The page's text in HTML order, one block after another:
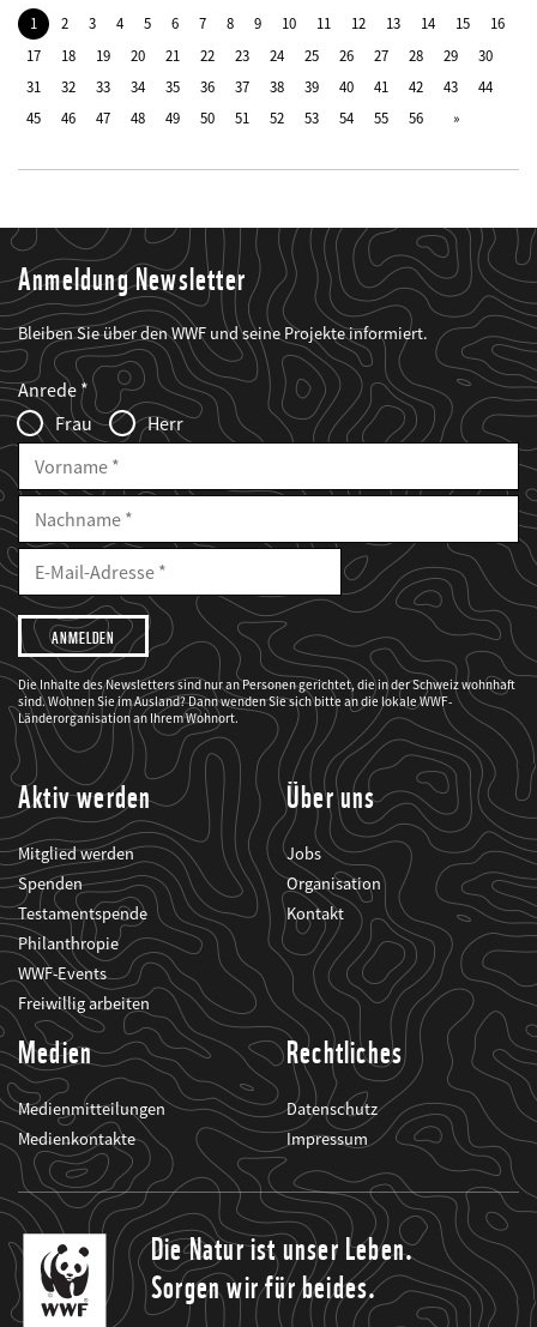
1 2 3 4 5 6 7 8 9 10 11 12 13 14 15
16
17
18 19 20 21 22 23 24 25 26 27 28 29
30
31
32 33 34 35 36 37 38 39 40 41 42 43
44
45
46 47 48 49 50 51 52 53 54 55 56
Anmeldung Newsletter
Bleiben Sie über den WWF und seine Projekte informiert.
Web2Case
Infofelder
Fieldset
anrede_name
Anrede
Frau
Herr
Vorname
Nachname
E-
Mailadresse
E-
Adresse
Ich
möchte,
dass
der
WWF
mich
über
seine
Projekte
informiert.
Die Inhalte des Newsletters sind nur an Personen gerichtet, die in der Schweiz wohnhaft
sind. Wohnen Sie im Ausland? Dann wenden Sie sich bitte an die lokale WWF-
Länderorganisation an Ihrem Wohnort.
Aktiv werden
Mitglied werden
Spenden
Testamentspende
Philanthropie
WWF-Events
Freiwillig arbeiten
Über uns
Jobs
Organisation
Kontakt
Medien
Medienmitteilungen
Medienkontakte
Rechtliches
Datenschutz
Impressum
Die Natur ist unser Leben.
Sorgen wir für beides.